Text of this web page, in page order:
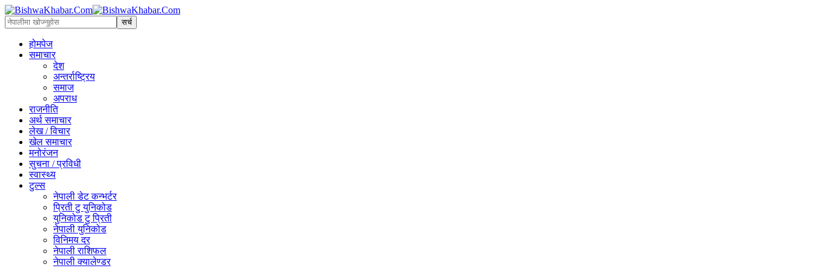
होमपेज
समाचार
देश
अन्तर्राष्ट्रिय
समाज
अपराध
राजनीति
अर्थ समाचार
लेख / विचार
खेल समाचार
मनोरंजन
सुचना / प्रविधी
स्वास्थ्य
टुल्स
नेपाली डेट कन्भर्टर
प्रिती टु युनिकोड
युनिकोड टु प्रिती
नेपाली युनिकोड
विनिमय दर
नेपाली राशिफल
नेपाली क्यालेण्डर